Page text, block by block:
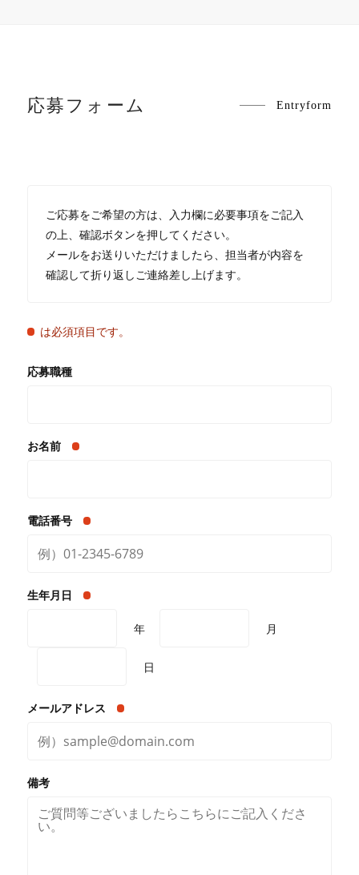
応募フォーム Entryform
ご応募をご希望の方は、入力欄に必要事項をご記入
の上、確認ボタンを押してください。
メールをお送りいただけましたら、担当者が内容を
確認して折り返しご連絡差し上げます。
は必須項目です。
応募職種
お名前
電話番号
生年月日
年 月
日
メールアドレス
備考